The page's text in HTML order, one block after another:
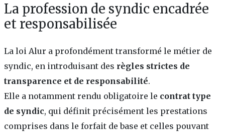
La profession de syndic encadrée
et responsabilisée
La loi Alur a profondément transformé le métier de
syndic, en introduisant des règles strictes de
transparence et de responsabilité.
Elle a notamment rendu obligatoire le contrat type
de syndic, qui définit précisément les prestations
comprises dans le forfait de base et celles pouvant